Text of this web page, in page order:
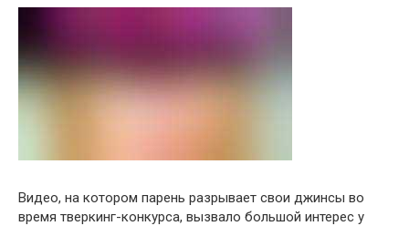
Видео, на котором парень разрывает свои джинсы во
время тверкинг-конкурса, вызвало большой интерес у